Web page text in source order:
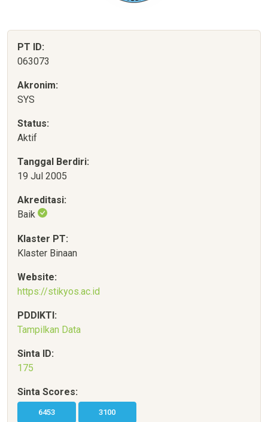
PT ID:
063073
Akronim:
SYS
Status:
Aktif
Tanggal Berdiri:
19 Jul 2005
Akreditasi:
Baik
Klaster PT:
Klaster Binaan
Website:
https://stikyos.ac.id
PDDIKTI:
Tampilkan Data
Sinta ID:
175
Sinta Scores:
6453 3100